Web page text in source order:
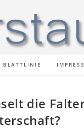
BLATTLINIE
die